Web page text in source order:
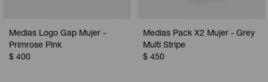
Medias Logo Gap Mujer -
Primrose Pink
$ 400
Medias Pack X2 Mujer - Grey
Multi Stripe
$ 450